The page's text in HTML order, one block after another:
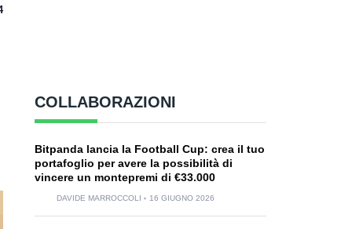
COLLABORAZIONI
Bitpanda lancia la Football Cup: crea il tuo
portafoglio per avere la possibilità di
vincere un montepremi di €33.000
DAVIDE MARROCCOLI 16 GIUGNO 2026